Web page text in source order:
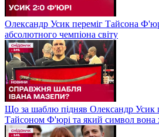
Олександр Усик переміг Тайсона
абсолютного чемпіона світу
Що за шаблю підняв Олександр Усик
Тайсоном Ф'юрі та який символ вона